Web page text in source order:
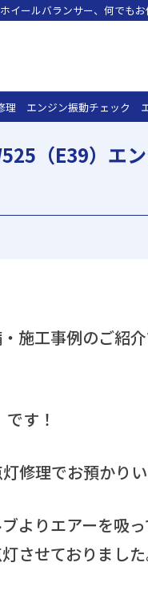
ールバランサー、何でも
理 エンジン振動チェック
（E39）エ
施工事例のご紹介
す！
修理でお預かり
よりエアーを吸
させておりました